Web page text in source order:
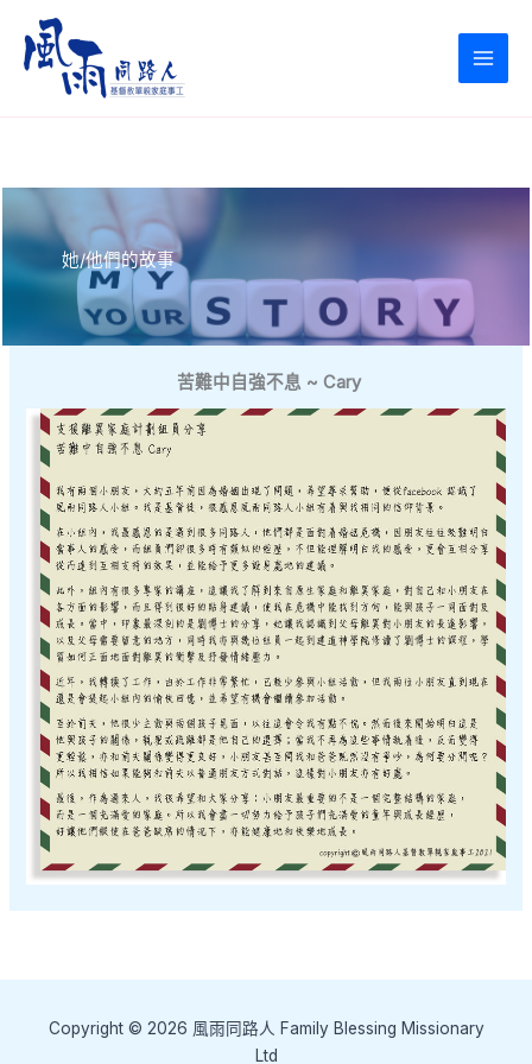
content
她/他們的故事
苦難中自強不息 ~ Cary
Copyright © 2026 風雨同路人 Family Blessing Missionary
Ltd